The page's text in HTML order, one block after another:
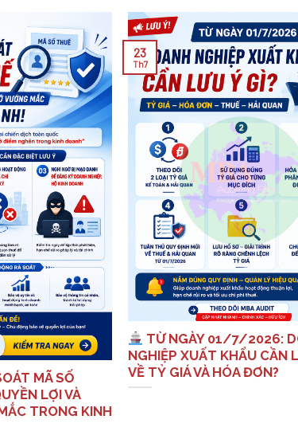
MÃ SỐ
LỢI VÀ
TRONG KINH
TỪ NGÀY 01/7/2026:
NGHIỆP XUẤT KHẨU CẦN
VỀ TỶ GIÁ VÀ HÓA ĐƠN?
23
Th7